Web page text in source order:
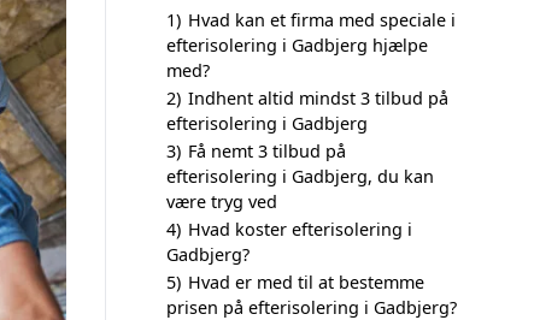
1) Hvad kan et firma med speciale i
efterisolering i Gadbjerg hjælpe
med?
2) Indhent altid mindst 3 tilbud på
efterisolering i Gadbjerg
3) Få nemt 3 tilbud på
efterisolering i Gadbjerg, du kan
være tryg ved
4) Hvad koster efterisolering i
Gadbjerg?
5) Hvad er med til at bestemme
prisen på efterisolering i Gadbjerg?